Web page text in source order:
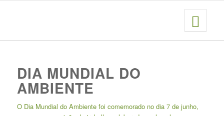
DIA MUNDIAL DO
AMBIENTE
O Dia Mundial do Ambiente foi comemorado no dia 7 de junho,